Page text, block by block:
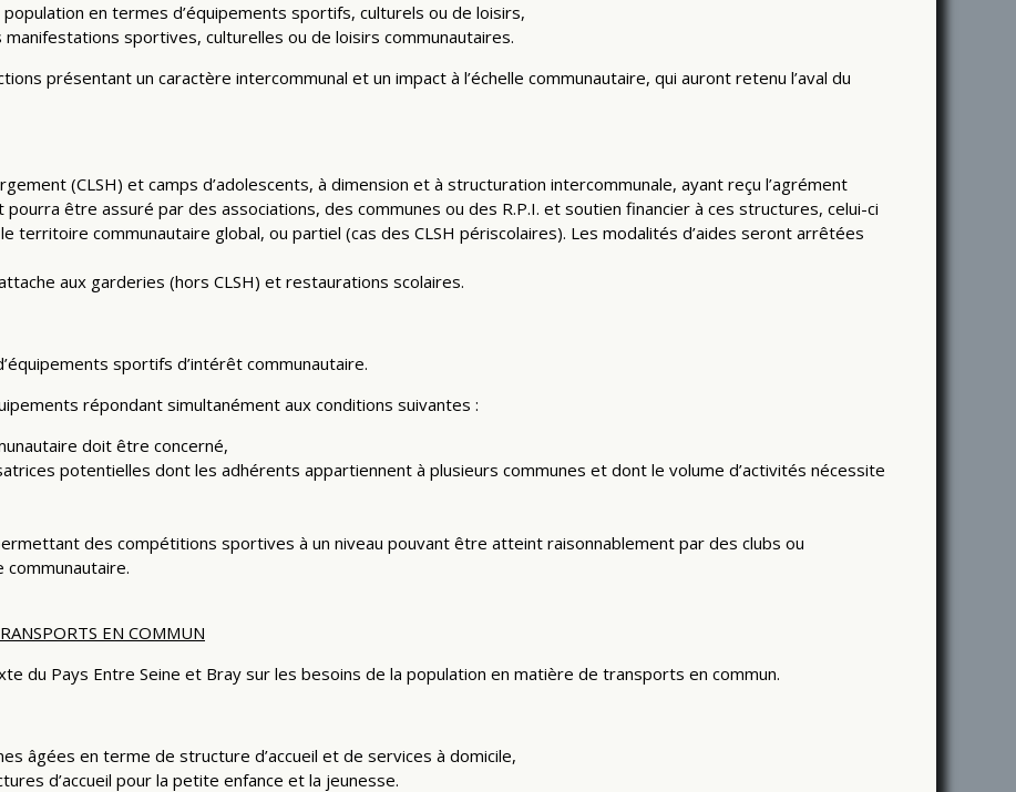
en termes d’équipements sportifs, culturels ou de loisirs,
sportives, culturelles ou de loisirs communautaires.
présentant un caractère intercommunal et un impact à l’échelle communautaire, qui auront retenu l’aval du
(CLSH) et camps d’adolescents, à dimension et à structuration intercommunale, ayant reçu l’agrément
être assuré par des associations, des communes ou des R.P.I. et soutien financier à ces structures, celui-ci
territoire communautaire global, ou partiel (cas des CLSH périscolaires). Les modalités d’aides seront arrêtées
aux garderies (hors CLSH) et restaurations scolaires.
sportifs d’intérêt communautaire.
répondant simultanément aux conditions suivantes :
doit être concerné,
potentielles dont les adhérents appartiennent à plusieurs communes et dont le volume d’activités nécessite
des compétitions sportives à un niveau pouvant être atteint raisonnablement par des clubs ou
communautaire.
EN COMMUN
du Pays Entre Seine et Bray sur les besoins de la population en matière de transports en commun.
âgées en terme de structure d’accueil et de services à domicile,
d’accueil pour la petite enfance et la jeunesse.